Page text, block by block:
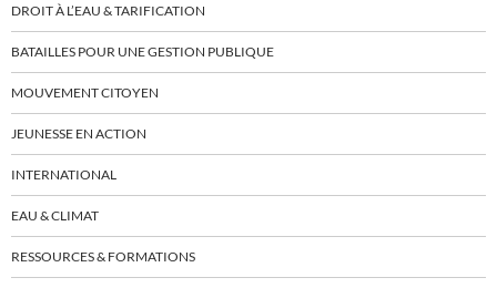
DROIT À L’EAU & TARIFICATION
BATAILLES POUR UNE GESTION PUBLIQUE
MOUVEMENT CITOYEN
JEUNESSE EN ACTION
INTERNATIONAL
EAU & CLIMAT
RESSOURCES & FORMATIONS